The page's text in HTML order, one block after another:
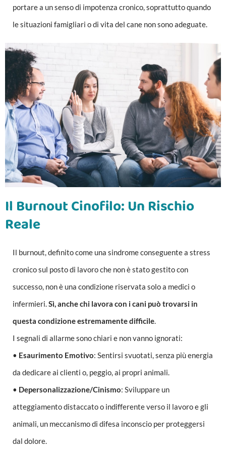
portare a un senso di impotenza cronico, soprattutto quando
le situazioni famigliari o di vita del cane non sono adeguate.
Il Burnout Cinofilo: Un Rischio
Reale
Il burnout, definito come una sindrome conseguente a stress
cronico sul posto di lavoro che non è stato gestito con
successo, non è una condizione riservata solo a medici o
infermieri.Sì, anche chi lavora con i cani può trovarsi in
questa condizione estremamente difficile.
I segnali di allarme sono chiari e non vanno ignorati:
• Esaurimento Emotivo: Sentirsi svuotati, senza più energia
da dedicare ai clienti o, peggio, ai propri animali.
• Depersonalizzazione/Cinismo: Sviluppare un
atteggiamento distaccato o indifferente verso il lavoro e gli
animali, un meccanismo di difesa inconscio per proteggersi
dal dolore.